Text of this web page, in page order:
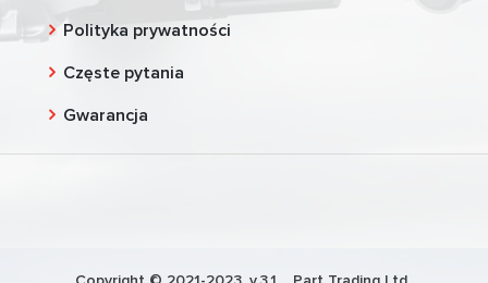
Polityka prywatności
Częste pytania
Gwarancja